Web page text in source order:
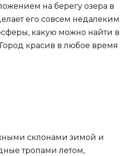
на берегу озера в
его совсем недалеким
какую можно найти в
красив в любое время
склонами зимой и
тропами летом,